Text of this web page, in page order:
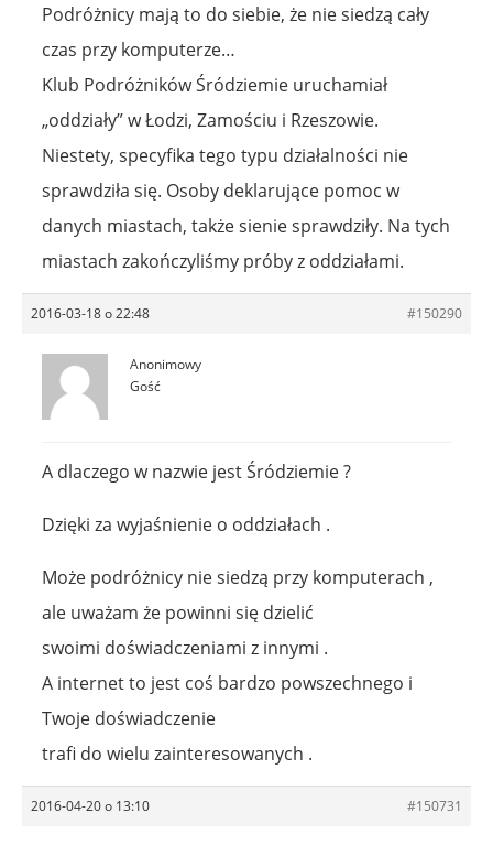
Podróżnicy mają to do siebie, że nie siedzą cały
czas przy komputerze…
Klub Podróżników Śródziemie uruchamiał
„oddziały” w Łodzi, Zamościu i Rzeszowie.
Niestety, specyfika tego typu działalności nie
sprawdziła się. Osoby deklarujące pomoc w
danych miastach, także sienie sprawdziły. Na tych
miastach zakończyliśmy próby z oddziałami.
2016-03-18 o 22:48 #150290
Anonimowy
Gość
A dlaczego w nazwie jest Śródziemie ?
Dzięki za wyjaśnienie o oddziałach .
Może podróżnicy nie siedzą przy komputerach ,
ale uważam że powinni się dzielić
swoimi doświadczeniami z innymi .
A internet to jest coś bardzo powszechnego i
Twoje doświadczenie
trafi do wielu zainteresowanych .
2016-04-20 o 13:10 #150731